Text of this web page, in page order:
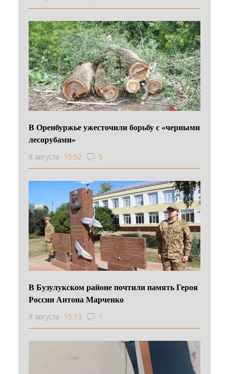
В Оренбуржье ужесточили борьбу с «черными
лесорубами»
8 августа 15:52 5
В Бузулукском районе почтили память Героя
России Антона Марченко
8 августа 15:13 1